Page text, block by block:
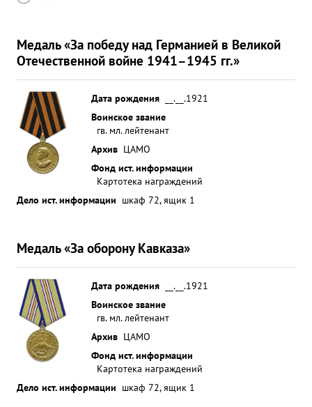
Медаль «За победу над Германией в Великой
Отечественной войне 1941–1945 гг.»
Дата рождения
__.__.1921
Воинское звание
гв. мл. лейтенант
Архив ЦАМО
Фонд ист. информации
Картотека награждений
Дело ист. информации шкаф 72, ящик 1
Медаль «За оборону Кавказа»
Дата рождения
__.__.1921
Воинское звание
гв. мл. лейтенант
Архив ЦАМО
Фонд ист. информации
Картотека награждений
Дело ист. информации шкаф 72, ящик 1